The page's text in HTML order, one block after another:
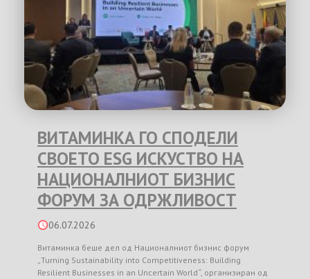
ВИТАМИНКА ГО СПОДЕЛИ
СВОЕТО ESG ИСКУСТВО НА
НАЦИОНАЛНИОТ БИЗНИС
ФОРУМ ЗА ОДРЖЛИВОСТ
06.07.2026
Витаминка беше дел од Националниот бизнис форум
„Turning Sustainability into Competitiveness: Building
Resilient Businesses in an Uncertain World“, организиран од